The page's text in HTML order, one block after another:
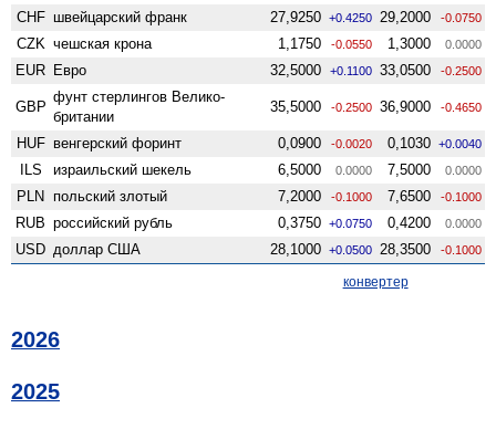
CHF швейцарский франк 27,9250 +0.4250 29,2000 -0.0750
CZK чешская крона 1,1750 -0.0550 1,3000 0.0000
EUR Евро 32,5000 +0.1100 33,0500 -0.2500
GBP
фунт стерлингов Велико­
британии
35,5000 -0.2500 36,9000 -0.4650
HUF венгерский форинт 0,0900 -0.0020 0,1030 +0.0040
ILS израильский шекель 6,5000 0.0000 7,5000 0.0000
PLN польский злотый 7,2000 -0.1000 7,6500 -0.1000
RUB российский рубль 0,3750 +0.0750 0,4200 0.0000
USD доллар США 28,1000 +0.0500 28,3500 -0.1000
конвертер
2026
2025